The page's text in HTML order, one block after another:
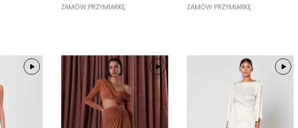
ZAMÓW PRZYMIARKĘ
ZAMÓW PRZYMIARKĘ